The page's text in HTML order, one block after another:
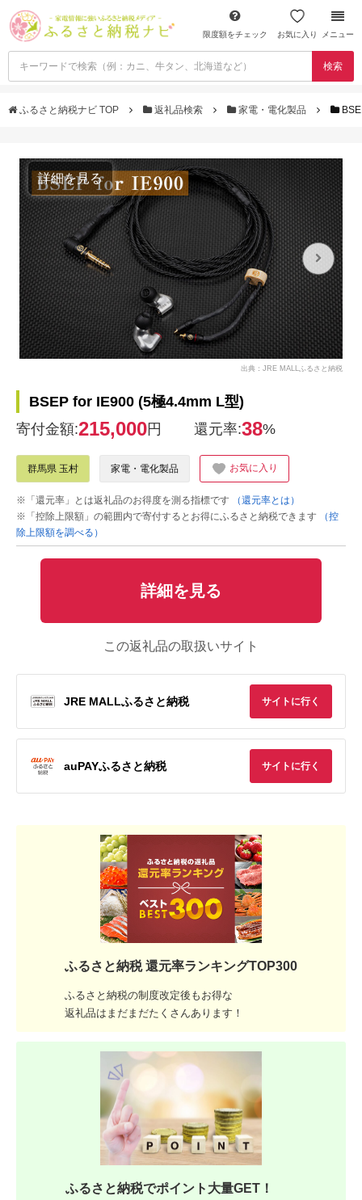
限度額をチェック お気に入り メニュー
検索
ふるさと納税ナビ TOP 返礼品検索 家電・電化製品
詳細を見る
出典：JRE MALLふるさと納税
BSEP for IE900 (5極4.4mm L型)
寄付金額:215,000円 還元率:38%
群馬県 玉村 家電・電化製品 お気に入り
※「還元率」とは返礼品のお得度を測る指標です
（還元率とは）
※「控除上限額」の範囲内で寄付するとお得にふるさと納税できます
（控
除上限額を調べる）
詳細を見る
この返礼品の取扱いサイト
JRE MALLふるさと納税 サイトに行く
auPAYふるさと納税 サイトに行く
ふるさと納税 還元率ランキングTOP300
ふるさと納税の制度改定後もお得な
返礼品はまだまだたくさんあります！
ふるさと納税でポイント大量GET！